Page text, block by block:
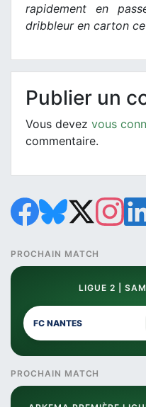
rapidement en
dribbleur en carton
Publier un
Vous devez vous
commentaire.
PROCHAIN MATCH
LIGUE 2 |
FC NANTES
PROCHAIN MATCH